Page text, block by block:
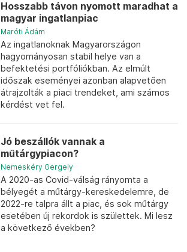
Hosszabb távon nyomott maradhat a
magyar ingatlanpiac
Maróti Ádám
Az ingatlanoknak Magyarországon
hagyományosan stabil helye van a
befektetési portfóliókban. Az elmúlt
időszak eseményei azonban alapvetően
átrajzolták a piaci trendeket, ami számos
kérdést vet fel.
Jó beszállók vannak a
műtárgypiacon?
Nemeskéry Gergely
A 2020-as Covid-válság rányomta a
bélyegét a műtárgy-kereskedelemre, de
2022-re talpra állt a piac, és sok műtárgy
esetében új rekordok is születtek. Mi lesz
a következő években?